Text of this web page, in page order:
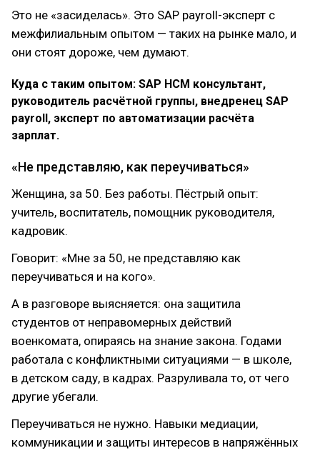
Это не «засиделась». Это SAP payroll-эксперт с
межфилиальным опытом — таких на рынке мало, и
они стоят дороже, чем думают.
Куда с таким опытом: SAP HCM консультант,
руководитель расчётной группы, внедренец SAP
payroll, эксперт по автоматизации расчёта
зарплат.
«Не представляю, как переучиваться»
Женщина, за 50. Без работы. Пёстрый опыт:
учитель, воспитатель, помощник руководителя,
кадровик.
Говорит: «Мне за 50, не представляю как
переучиваться и на кого».
А в разговоре выясняется: она защитила
студентов от неправомерных действий
военкомата, опираясь на знание закона. Годами
работала с конфликтными ситуациями — в школе,
в детском саду, в кадрах. Разруливала то, от чего
другие убегали.
Переучиваться не нужно. Навыки медиации,
коммуникации и защиты интересов в напряжённых